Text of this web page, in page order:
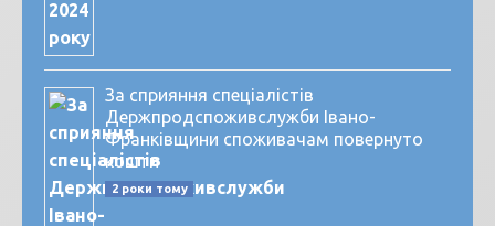
За сприяння спеціалістів
Держпродспоживслужби Івано-
Франківщини споживачам повернуто
кошти
2 роки тому